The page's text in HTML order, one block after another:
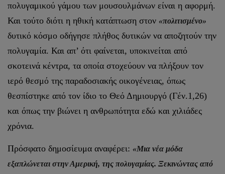
πολυγαμικού γάμου των μουσουλμάνων είναι η αφορμή.
Και τούτο διότι η ηθική κατάπτωση στον «πολιτισμένο»
δυτικό κόσμο οδήγησε πλήθος δυτικών να αποζητούν την
πολυγαμία. Και απ’ ότι φαίνεται, υποκινείται από
σκοτεινά κέντρα, τα οποία στοχεύουν να πλήξουν τον
ιερό θεσμό της παραδοσιακής οικογένειας, όπως
θεσπίστηκε από τον ίδιο το Θεό Δημιουργό (Γέν.1,26)
και όπως την βιώνει η ανθρωπότητα εδώ και χιλιάδες
χρόνια.
Πρόσφατο δημοσίευμα αναφέρει: «Μια νέα μόδα
εξαπλώνεται στην Αμερική, της πολυγαμίας. Ξεκινώντας από